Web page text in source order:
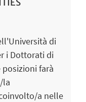
di
i Dottorati di
posizioni farà
la
a nelle